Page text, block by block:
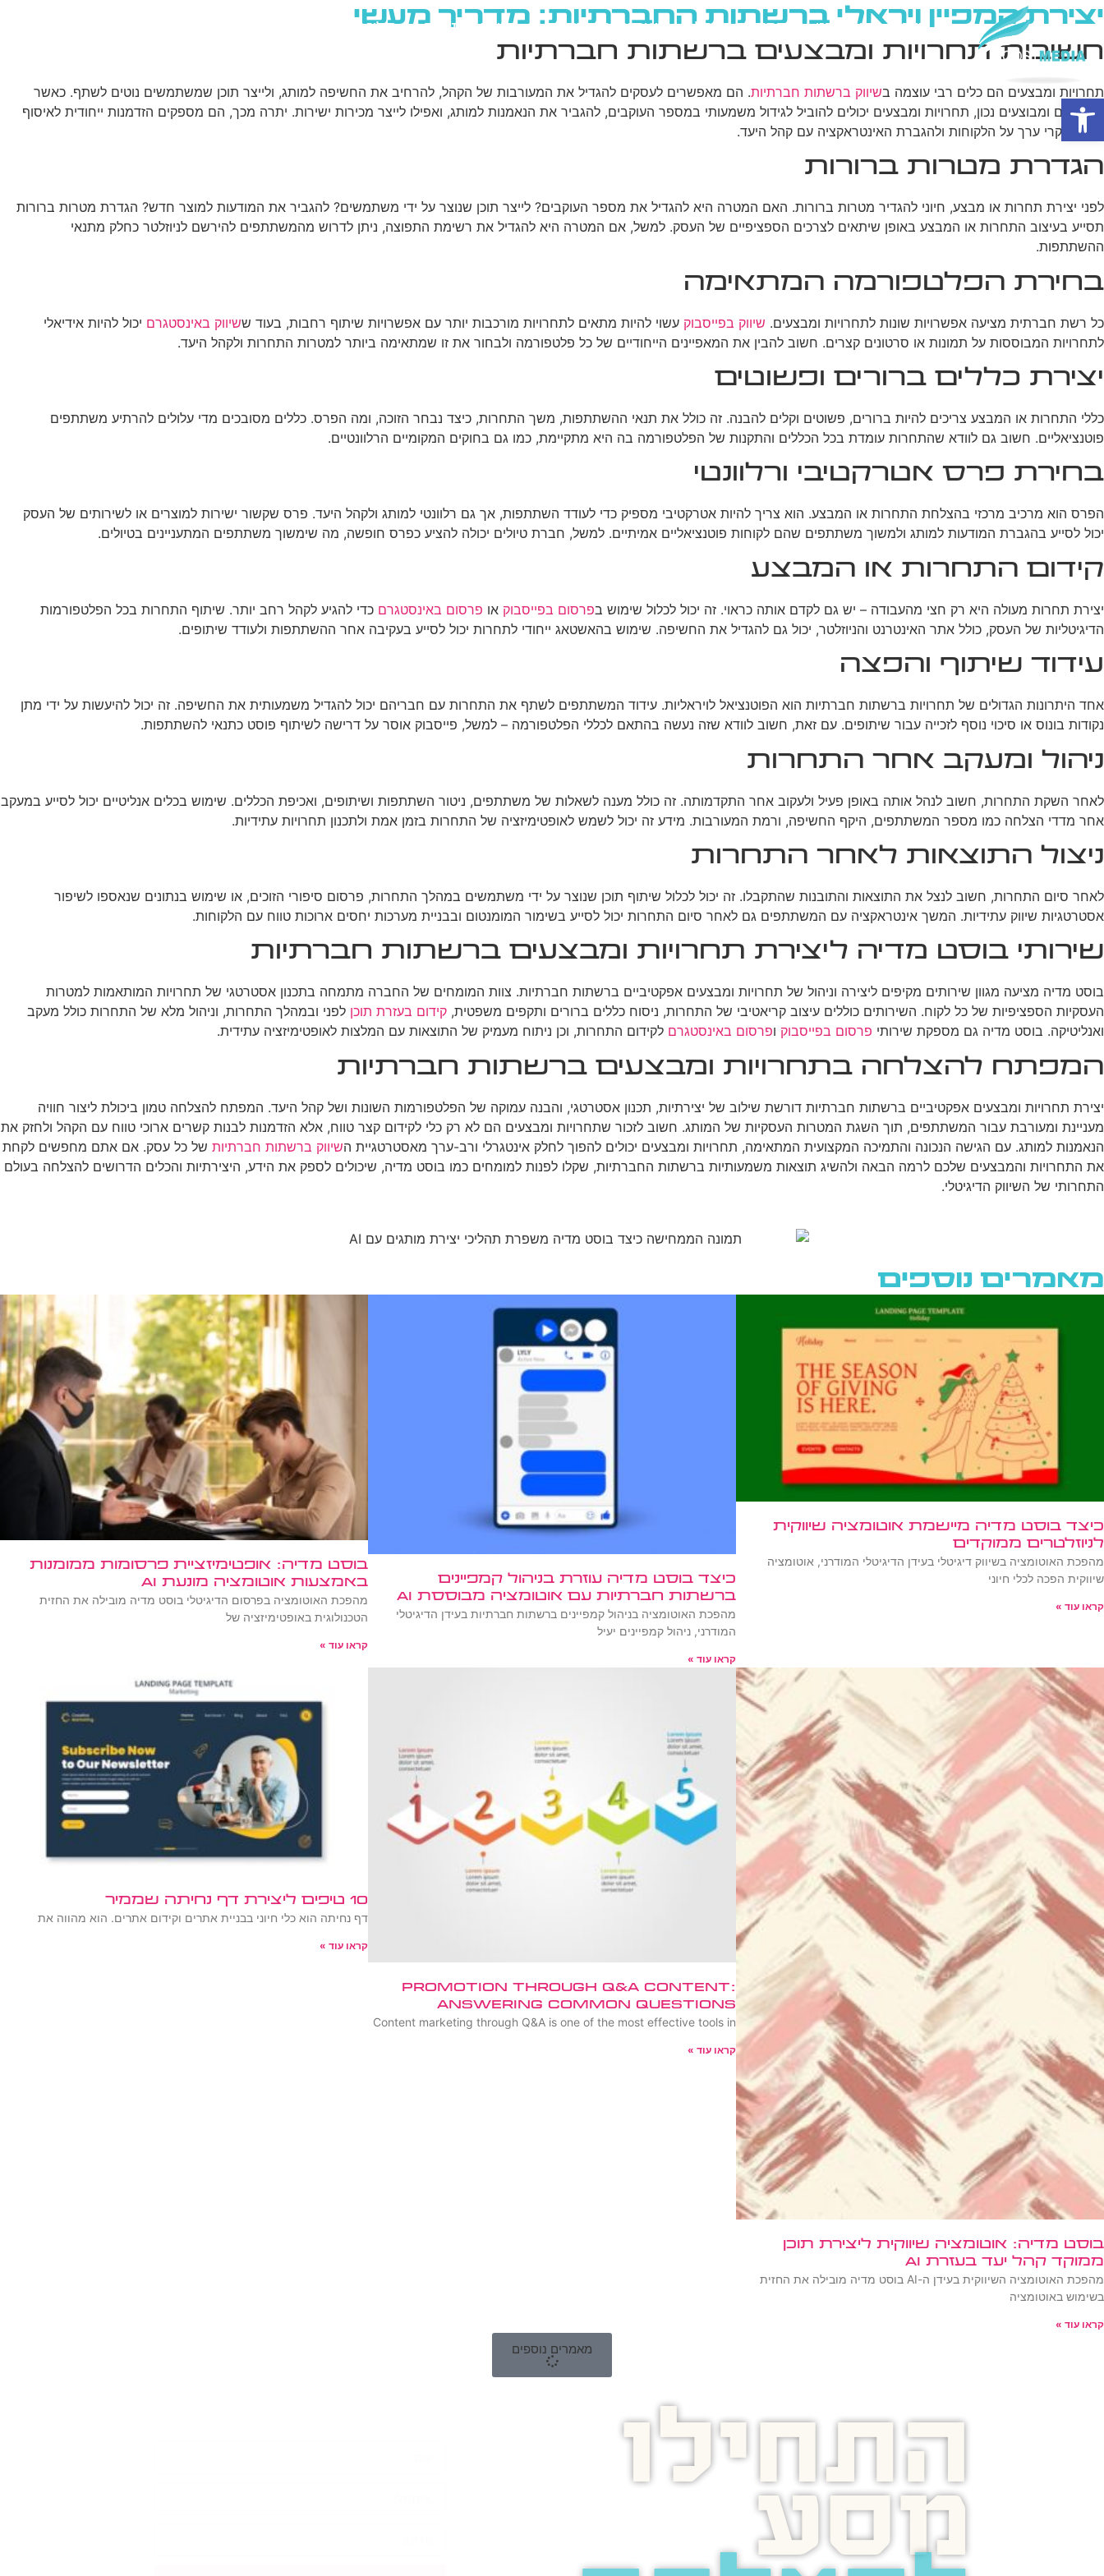
פתח סרגל נגישות
בית מי אנחנו פרסום בגוגל רשתות חברתיות בניית אתרים בלוג
יצירת קמפיין ויראלי ברשתות החברתיות: מדריך מעשי
חשיבות תחרויות ומבצעים ברשתות חברתיות
תחרויות ומבצעים הם כלים רבי עוצמה בשיווק ברשתות חברתיות. הם מאפשרים לעסקים להגדיל את המעורבות של הקהל, להרחיב את החשיפה למותג, ולייצר תוכן שמשתמשים נוטים לשתף. כאשר
מתוכננים ומבוצעים נכון, תחרויות ומבצעים יכולים להוביל לגידול משמעותי במספר העוקבים, להגביר את הנאמנות למותג, ואפילו לייצר מכירות ישירות. יתרה מכך, הם מספקים הזדמנות ייחודית לאיסוף
נתונים יקרי ערך על הלקוחות ולהגברת האינטראקציה עם קהל היעד.
הגדרת מטרות ברורות
לפני יצירת תחרות או מבצע, חיוני להגדיר מטרות ברורות. האם המטרה היא להגדיל את מספר העוקבים? לייצר תוכן שנוצר על ידי משתמשים? להגביר את המודעות למוצר חדש? הגדרת מטרות ברורות
תסייע בעיצוב התחרות או המבצע באופן שיתאים לצרכים הספציפיים של העסק. למשל, אם המטרה היא להגדיל את רשימת התפוצה, ניתן לדרוש מהמשתתפים להירשם לניוזלטר כחלק מתנאי
ההשתתפות.
בחירת הפלטפורמה המתאימה
כל רשת חברתית מציעה אפשרויות שונות לתחרויות ומבצעים. שיווק בפייסבוק עשוי להיות מתאים לתחרויות מורכבות יותר עם אפשרויות שיתוף רחבות, בעוד ששיווק באינסטגרם יכול להיות אידיאלי
לתחרויות המבוססות על תמונות או סרטונים קצרים. חשוב להבין את המאפיינים הייחודיים של כל פלטפורמה ולבחור את זו שמתאימה ביותר למטרות התחרות ולקהל היעד.
יצירת כללים ברורים ופשוטים
כללי התחרות או המבצע צריכים להיות ברורים, פשוטים וקלים להבנה. זה כולל את תנאי ההשתתפות, משך התחרות, כיצד נבחר הזוכה, ומה הפרס. כללים מסובכים מדי עלולים להרתיע משתתפים
פוטנציאליים. חשוב גם לוודא שהתחרות עומדת בכל הכללים והתקנות של הפלטפורמה בה היא מתקיימת, כמו גם בחוקים המקומיים הרלוונטיים.
בחירת פרס אטרקטיבי ורלוונטי
הפרס הוא מרכיב מרכזי בהצלחת התחרות או המבצע. הוא צריך להיות אטרקטיבי מספיק כדי לעודד השתתפות, אך גם רלוונטי למותג ולקהל היעד. פרס שקשור ישירות למוצרים או לשירותים של העסק
יכול לסייע בהגברת המודעות למותג ולמשוך משתתפים שהם לקוחות פוטנציאליים אמיתיים. למשל, חברת טיולים יכולה להציע כפרס חופשה, מה שימשוך משתתפים המתעניינים בטיולים.
קידום התחרות או המבצע
יצירת תחרות מעולה היא רק חצי מהעבודה – יש גם לקדם אותה כראוי. זה יכול לכלול שימוש בפרסום בפייסבוק או פרסום באינסטגרם כדי להגיע לקהל רחב יותר. שיתוף התחרות בכל הפלטפורמות
הדיגיטליות של העסק, כולל אתר האינטרנט והניוזלטר, יכול גם להגדיל את החשיפה. שימוש בהאשטאג ייחודי לתחרות יכול לסייע בעקיבה אחר ההשתתפות ולעודד שיתופים.
עידוד שיתוף והפצה
אחד היתרונות הגדולים של תחרויות ברשתות חברתיות הוא הפוטנציאל לויראליות. עידוד המשתתפים לשתף את התחרות עם חבריהם יכול להגדיל משמעותית את החשיפה. זה יכול להיעשות על ידי מתן
נקודות בונוס או סיכוי נוסף לזכייה עבור שיתופים. עם זאת, חשוב לוודא שזה נעשה בהתאם לכללי הפלטפורמה – למשל, פייסבוק אוסר על דרישה לשיתוף פוסט כתנאי להשתתפות.
ניהול ומעקב אחר התחרות
לאחר השקת התחרות, חשוב לנהל אותה באופן פעיל ולעקוב אחר התקדמותה. זה כולל מענה לשאלות של משתתפים, ניטור השתתפות ושיתופים, ואכיפת הכללים. שימוש בכלים אנליטיים יכול לסייע במעקב
אחר מדדי הצלחה כמו מספר המשתתפים, היקף החשיפה, ורמת המעורבות. מידע זה יכול לשמש לאופטימיזציה של התחרות בזמן אמת ולתכנון תחרויות עתידיות.
ניצול התוצאות לאחר התחרות
לאחר סיום התחרות, חשוב לנצל את התוצאות והתובנות שהתקבלו. זה יכול לכלול שיתוף תוכן שנוצר על ידי משתמשים במהלך התחרות, פרסום סיפורי הזוכים, או שימוש בנתונים שנאספו לשיפור
אסטרטגיות שיווק עתידיות. המשך אינטראקציה עם המשתתפים גם לאחר סיום התחרות יכול לסייע בשימור המומנטום ובבניית מערכות יחסים ארוכות טווח עם הלקוחות.
שירותי בוסט מדיה ליצירת תחרויות ומבצעים ברשתות חברתיות
בוסט מדיה מציעה מגוון שירותים מקיפים ליצירה וניהול של תחרויות ומבצעים אפקטיביים ברשתות חברתיות. צוות המומחים של החברה מתמחה בתכנון אסטרטגי של תחרויות המותאמות למטרות
העסקיות הספציפיות של כל לקוח. השירותים כוללים עיצוב קריאטיבי של התחרות, ניסוח כללים ברורים ותקפים משפטית, קידום בעזרת תוכן לפני ובמהלך התחרות, וניהול מלא של התחרות כולל מעקב
ואנליטיקה. בוסט מדיה גם מספקת שירותי פרסום בפייסבוק ופרסום באינסטגרם לקידום התחרות, וכן ניתוח מעמיק של התוצאות עם המלצות לאופטימיזציה עתידית.
המפתח להצלחה בתחרויות ומבצעים ברשתות חברתיות
יצירת תחרויות ומבצעים אפקטיביים ברשתות חברתיות דורשת שילוב של יצירתיות, תכנון אסטרטגי, והבנה עמוקה של הפלטפורמות השונות ושל קהל היעד. המפתח להצלחה טמון ביכולת ליצור חוויה
מעניינת ומעורבת עבור המשתתפים, תוך השגת המטרות העסקיות של המותג. חשוב לזכור שתחרויות ומבצעים הם לא רק כלי לקידום קצר טווח, אלא הזדמנות לבנות קשרים ארוכי טווח עם הקהל ולחזק את
הנאמנות למותג. עם הגישה הנכונה והתמיכה המקצועית המתאימה, תחרויות ומבצעים יכולים להפוך לחלק אינטגרלי ורב-ערך מאסטרטגיית השיווק ברשתות חברתיות של כל עסק. אם אתם מחפשים לקחת
את התחרויות והמבצעים שלכם לרמה הבאה ולהשיג תוצאות משמעותיות ברשתות החברתיות, שקלו לפנות למומחים כמו בוסט מדיה, שיכולים לספק את הידע, היצירתיות והכלים הדרושים להצלחה בעולם
התחרותי של השיווק הדיגיטלי.
מאמרים נוספים
כיצד בוסט מדיה מיישמת אוטומציה שיווקית
לניוזלטרים ממוקדים
מהפכת האוטומציה בשיווק דיגיטלי בעידן הדיגיטלי המודרני, אוטומציה
שיווקית הפכה לכלי חיוני
קראו עוד »
כיצד בוסט מדיה עוזרת בניהול קמפיינים
ברשתות חברתיות עם אוטומציה מבוססת AI
מהפכת האוטומציה בניהול קמפיינים ברשתות חברתיות בעידן הדיגיטלי
המודרני, ניהול קמפיינים יעיל
קראו עוד »
בוסט מדיה: אופטימיזציית פרסומות ממומנות
באמצעות אוטומציה מונעת AI
מהפכת האוטומציה בפרסום הדיגיטלי בוסט מדיה מובילה את החזית
הטכנולוגית באופטימיזציה של
קראו עוד »
בוסט מדיה: אוטומציה שיווקית ליצירת תוכן
ממוקד קהל יעד בעזרת AI
מהפכת האוטומציה השיווקית בעידן ה-AI בוסט מדיה מובילה את החזית
בשימוש באוטומציה
קראו עוד »
Promotion Through Q&A Content:
Answering Common Questions
Content marketing through Q&A is one of the most effective tools in
קראו עוד »
10 טיפים ליצירת דף נחיתה שממיר
דף נחיתה הוא כלי חיוני בבניית אתרים וקידום אתרים. הוא מהווה את
קראו עוד »
מאמרים נוספים
התחילו
מסע